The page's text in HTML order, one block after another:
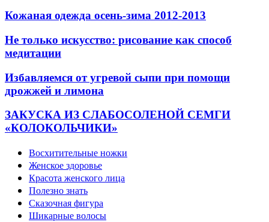
Кожаная одежда осень-зима 2012-2013
Не только искусство: рисование как способ
медитации
Избавляемся от угревой сыпи при помощи
дрожжей и лимона
ЗАКУСКА ИЗ СЛАБОСОЛЕНОЙ СЕМГИ
«КОЛОКОЛЬЧИКИ»
Восхитительные ножки
Женское здоровье
Красота женского лица
Полезно знать
Сказочная фигура
Шикарные волосы